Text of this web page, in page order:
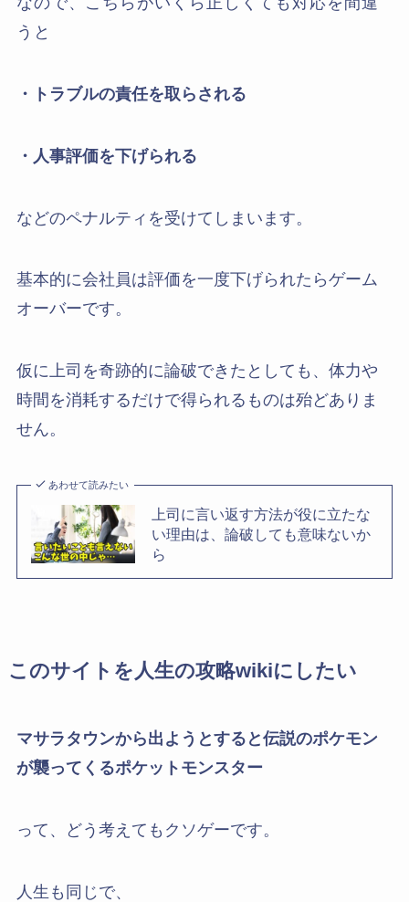
うと
・トラブルの責任を取らされる
・人事評価を下げられる
などのペナルティを受けてしまいます。
基本的に会社員は評価を一度下げられたらゲーム
オーバーです。
仮に上司を奇跡的に論破できたとしても、体力や
時間を消耗するだけで得られるものは殆どありま
せん。
あわせて読みたい
上司に言い返す方法が役に立たな
い理由は、論破しても意味ないか
ら
このサイトを人生の攻略wikiにしたい
マサラタウンから出ようとすると伝説のポケモン
が襲ってくるポケットモンスター
って、どう考えてもクソゲーです。
人生も同じで、